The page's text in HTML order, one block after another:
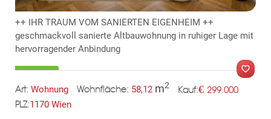
++ IHR TRAUM VOM SANIERTEN EIGENHEIM ++
geschmackvoll sanierte Altbauwohnung in ruhiger Lage mit
hervorragender Anbindung
Art: Wohnung Wohnfläche: 58,12 m2 Kauf:€ 299.000
PLZ:1170 Wien